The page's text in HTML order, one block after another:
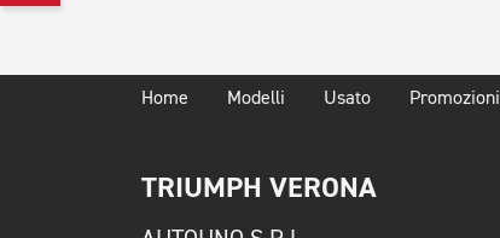
Home Modelli Usato Promozioni
TRIUMPH VERONA